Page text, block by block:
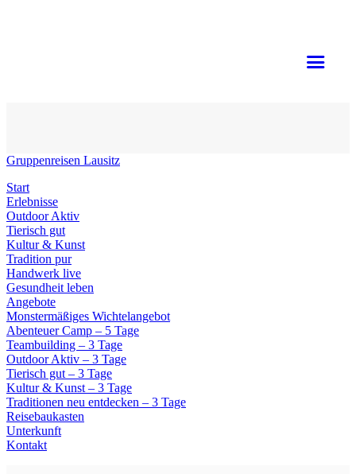
Gruppenreisen Lausitz
Start
Erlebnisse
Outdoor Aktiv
Tierisch gut
Kultur & Kunst
Tradition pur
Handwerk live
Gesundheit leben
Angebote
Monstermäßiges Wichtelangebot
Abenteuer Camp – 5 Tage
Teambuilding – 3 Tage
Outdoor Aktiv – 3 Tage
Tierisch gut – 3 Tage
Kultur & Kunst – 3 Tage
Traditionen neu entdecken – 3 Tage
Reisebaukasten
Unterkunft
Kontakt